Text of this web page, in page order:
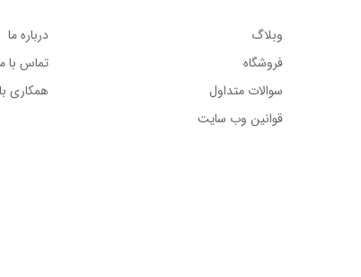
وبلاگ
فروشگاه
سوالات متداول
قوانین وب سایت
درباره ما
تماس با
همکاری